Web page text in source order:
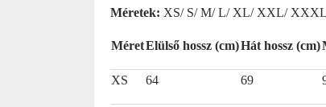
Méretek: XS/ S/ M/ L/ XL/ XXL/ XXXL
MéretElülső hossz (cm)Hát hossz (cm)
XS 64 69